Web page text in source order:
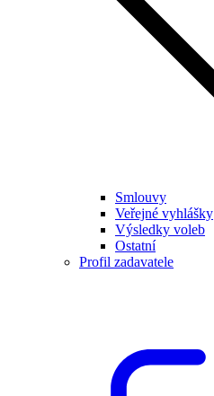
Smlouvy
Veřejné vyhlášky
Výsledky voleb
Ostatní
Profil zadavatele